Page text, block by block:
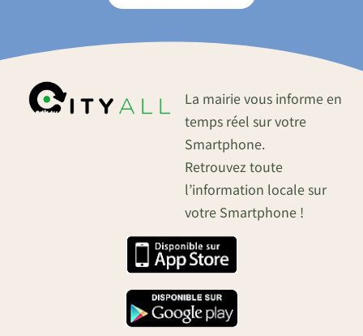
La mairie vous informe en
temps réel sur votre
Smartphone.
Retrouvez toute
l’information locale sur
votre Smartphone !